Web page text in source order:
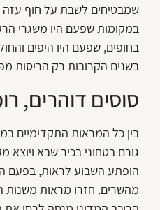
שמבטיחים לשבת על חוף
במקומות שפעם היו משגרי
בחופים, שפעם היו היפים
בשנים הקרובות רק הריסות
סוסים דוהרים,
בין כל המראות התקדימיים
גורם בטחוני בכיר שבא ויוצא
הופתע השבוע לראות, בפעם
מהשרים. חזרו מראות